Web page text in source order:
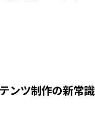
ンツ制作の新常識